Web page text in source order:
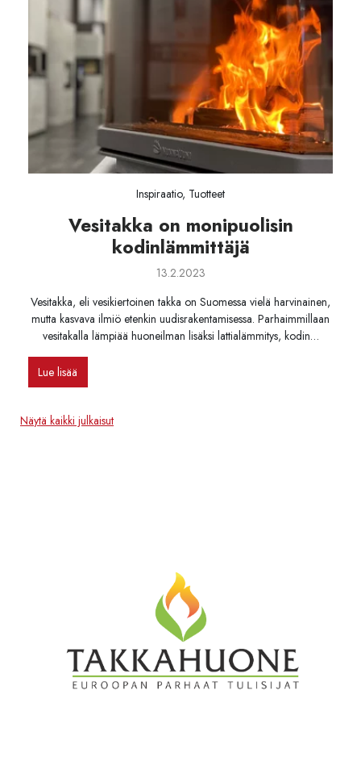
Inspiraatio, Tuotteet
Vesitakka on monipuolisin
kodinlämmittäjä
13.2.2023
Vesitakka, eli vesikiertoinen takka on Suomessa vielä harvinainen,
mutta kasvava ilmiö etenkin uudisrakentamisessa. Parhaimmillaan
vesitakalla lämpiää huoneilman lisäksi lattialämmitys, kodin…
Lue lisää
Näytä kaikki julkaisut